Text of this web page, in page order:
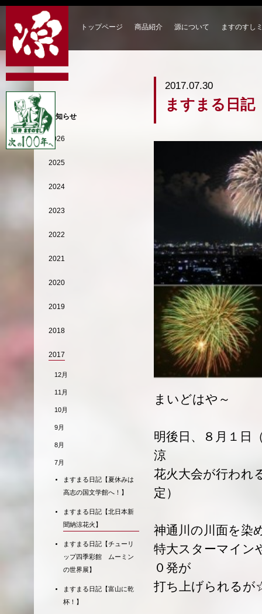
トップページ 商品紹介 源について ますのすし
2017.07.30
ますまる日記
まいどはや～
明後日、８月１日
涼
花火大会が行われ
定）
神通川の川面を染
特大スターマイン
０発が
打ち上げられる
お知らせ
2026
2025
2024
2023
2022
2021
2020
2019
2018
2017
12月
11月
10月
9月
8月
7月
ますまる日記【夏休みは
高志の国文学館へ！】
ますまる日記【北日本新
聞納涼花火】
ますまる日記【チューリ
ップ四季彩館 ムーミン
の世界展】
ますまる日記【富山に乾
杯！】